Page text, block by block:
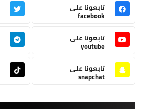
تابعونا على
facebook
تابعونا على
youtube
تابعونا على
snapchat